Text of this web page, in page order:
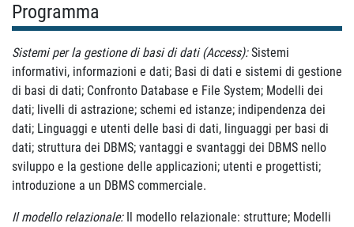
Programma
Sistemi per la gestione di basi di dati (Access): Sistemi
informativi, informazioni e dati; Basi di dati e sistemi di gestione
di basi di dati; Confronto Database e File System; Modelli dei
dati; livelli di astrazione; schemi ed istanze; indipendenza dei
dati; Linguaggi e utenti delle basi di dati, linguaggi per basi di
dati; struttura dei DBMS; vantaggi e svantaggi dei DBMS nello
sviluppo e la gestione delle applicazioni; utenti e progettisti;
introduzione a un DBMS commerciale.
Il modello relazionale: Il modello relazionale: strutture; Modelli